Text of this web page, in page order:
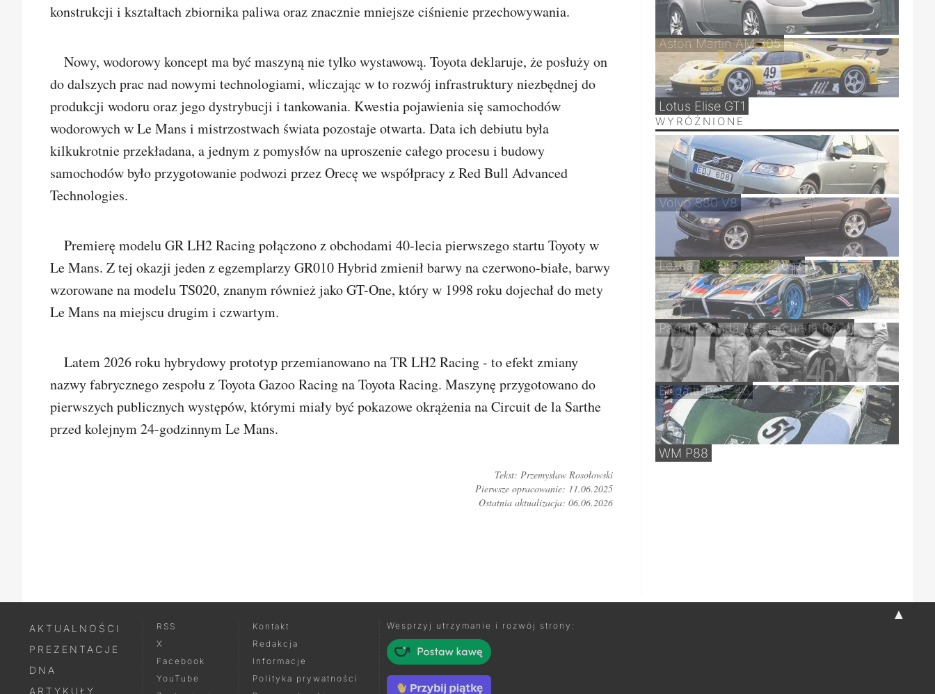
konstrukcji i kształtach zbiornika paliwa oraz znacznie mniejsze ciśnienie przechowywania.
Nowy, wodorowy koncept ma być maszyną nie tylko wystawową. Toyota deklaruje, że posłuży on
do dalszych prac nad nowymi technologiami, wliczając w to rozwój infrastruktury niezbędnej do
produkcji wodoru oraz jego dystrybucji i tankowania. Kwestia pojawienia się samochodów
wodorowych w Le Mans i mistrzostwach świata pozostaje otwarta. Data ich debiutu była
kilkukrotnie przekładana, a jednym z pomysłów na uproszenie całego procesu i budowy
samochodów było przygotowanie podwozi przez Orecę we współpracy z Red Bull Advanced
Technologies.
Premierę modelu GR LH2 Racing połączono z obchodami 40-lecia pierwszego startu Toyoty w
Le Mans. Z tej okazji jeden z egzemplarzy GR010 Hybrid zmienił barwy na czerwono-białe, barwy
wzorowane na modelu TS020, znanym również jako GT-One, który w 1998 roku dojechał do mety
Le Mans na miejscu drugim i czwartym.
Latem 2026 roku hybrydowy prototyp przemianowano na TR LH2 Racing - to efekt zmiany
nazwy fabrycznego zespołu z Toyota Gazoo Racing na Toyota Racing. Maszynę przygotowano do
pierwszych publicznych występów, którymi miały być pokazowe okrążenia na Circuit de la Sarthe
przed kolejnym 24-godzinnym Le Mans.
Tekst: Przemysław Rosołowski
Pierwsze opracowanie: 11.06.2025
Ostatnia aktualizacja: 06.06.2026
Aston Martin AM 305
Lotus Elise GT1
WYRÓŻNIONE
Volvo S80 V8
Lexus IS 300 SportCross
Pagani Zonda HP Barchetta Revo
Bugatti Type 45
WM P88
▲
AKTUALNOŚCI
PREZENTACJE
DNA
ARTYKUŁY
RSS
X
Facebook
YouTube
Kontakt
Redakcja
Informacje
Polityka prywatności
Wesprzyj utrzymanie i rozwój strony: